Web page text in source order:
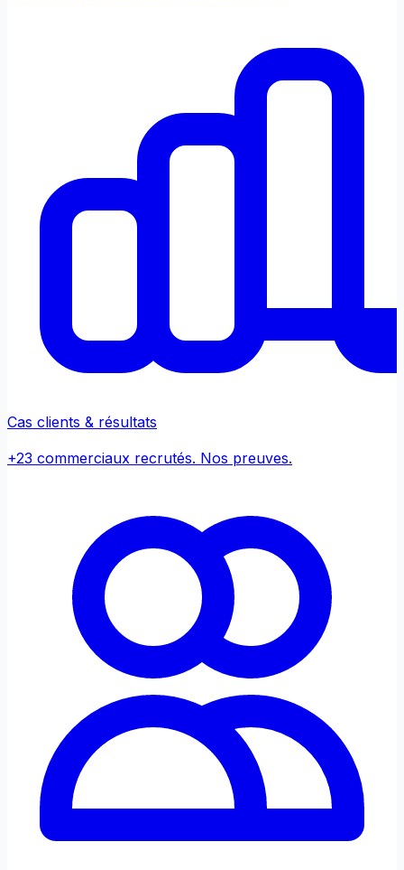
Cas clients & résultats
+23 commerciaux recrutés. Nos preuves.